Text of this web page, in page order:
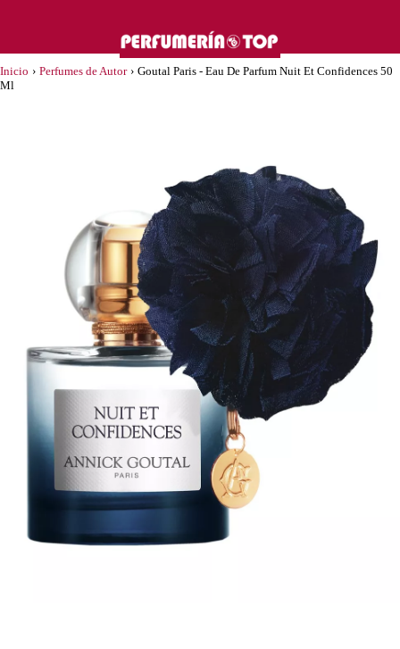
Inicio › Perfumes de Autor › Goutal Paris - Eau De Parfum Nuit Et Confidences 50
Ml